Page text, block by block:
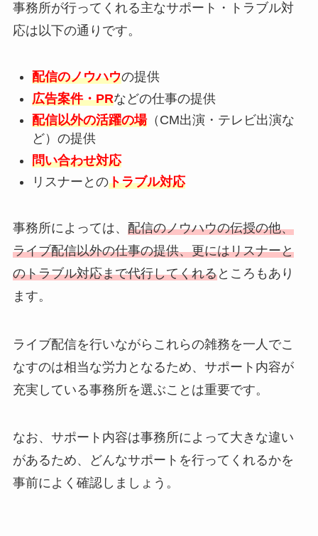
事務所が行ってくれる主なサポート・トラブル対
応は以下の通りです。
配信のノウハウの提供
広告案件・PRなどの仕事の提供
配信以外の活躍の場（CM出演・テレビ出演な
ど）の提供
問い合わせ対応
リスナーとのトラブル対応
事務所によっては、 配信のノウハウの伝授の他、
ライブ配信以外の仕事の提供、更にはリスナーと
のトラブル対応まで代行してくれるところもあり
ます。
ライブ配信を行いながらこれらの雑務を一人でこ
なすのは相当な労力となるため、サポート内容が
充実している事務所を選ぶことは重要です。
なお、サポート内容は事務所によって大きな違い
があるため、どんなサポートを行ってくれるかを
事前によく確認しましょう。